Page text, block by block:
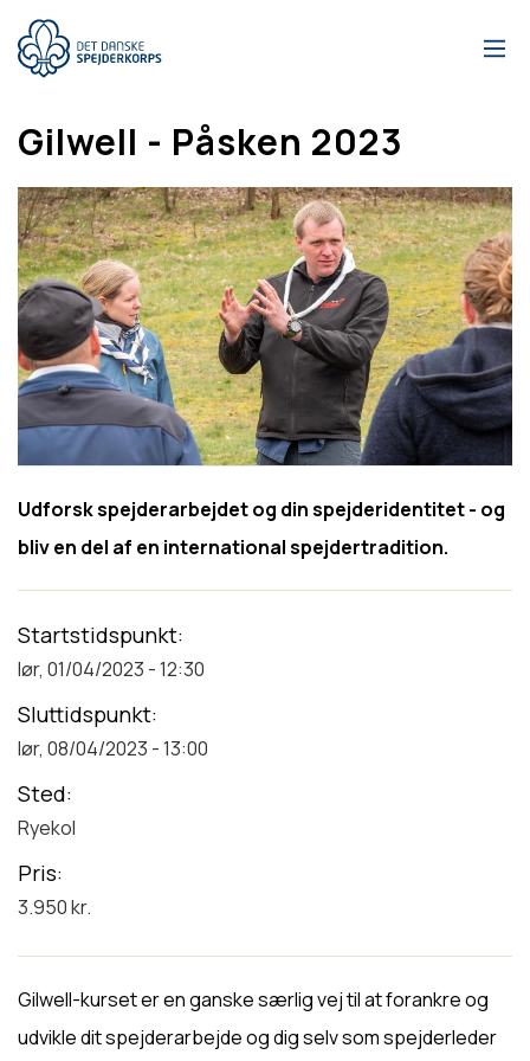
hovedindhold
Gilwell - Påsken 2023
Udforsk spejderarbejdet og din spejderidentitet - og
bliv en del af en international spejdertradition.
Startstidspunkt
lør, 01/04/2023 - 12:30
Sluttidspunkt
lør, 08/04/2023 - 13:00
Sted
Ryekol
Pris
3.950 kr.
Gilwell-kurset er en ganske særlig vej til at forankre og
udvikle dit spejderarbejde og dig selv som spejderleder